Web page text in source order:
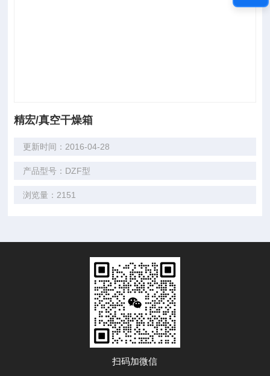
精宏/真空干燥箱
更新时间：2016-04-28
产品型号：DZF型
浏览量：2151
扫码加微信